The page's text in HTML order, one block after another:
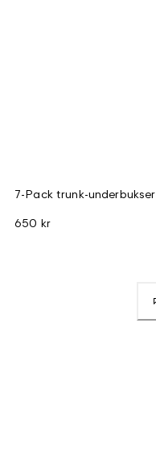
7-Pack trunk-underbukser
650 kr